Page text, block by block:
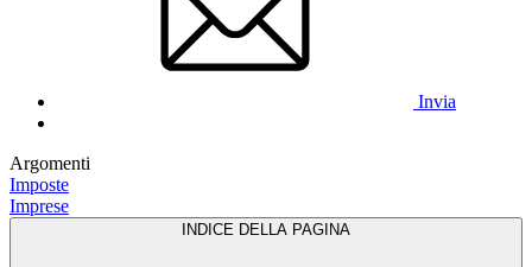
Invia
Argomenti
Imposte
Imprese
INDICE DELLA PAGINA